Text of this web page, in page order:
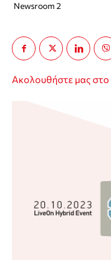
Newsroom 2
Ακολουθήστε μας